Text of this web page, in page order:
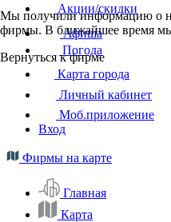
Мы получили информацию о
фирмы. В ближайшее время
Вернуться к фирме
Акции/скидки
Афиша
Погода
Карта города
Личный кабинет
Моб.приложение
Вход
Фирмы на карте
Главная
Карта